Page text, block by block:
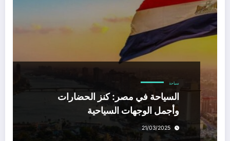
سياحة
السياحة في مصر: كنز الحضارات
وأجمل الوجهات السياحية
21/03/2025